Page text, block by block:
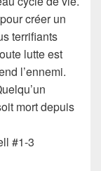
créer un
terrifiants
lutte est
l’ennemi.
mort depuis
#1-3